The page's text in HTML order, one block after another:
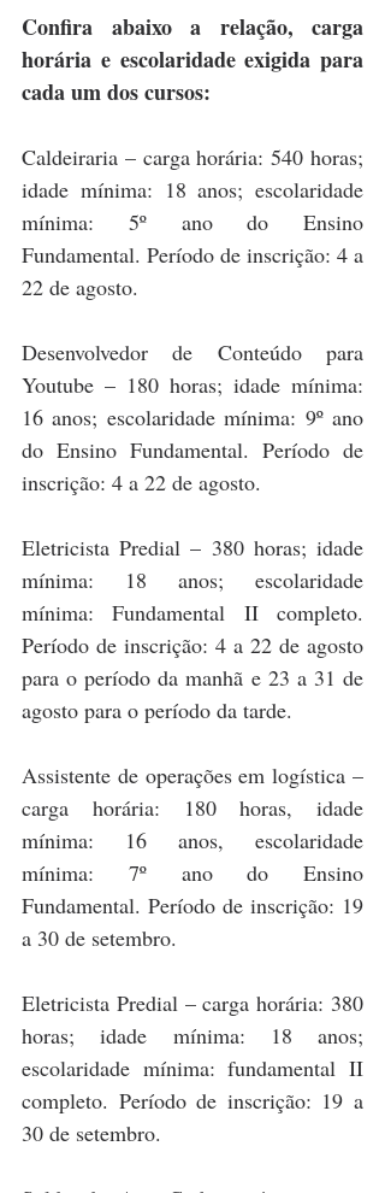
Confira abaixo a relação, carga
horária e escolaridade exigida para
cada um dos cursos:
Caldeiraria – carga horária: 540 horas;
idade mínima: 18 anos; escolaridade
mínima: 5º ano do Ensino
Fundamental. Período de inscrição: 4 a
22 de agosto.
Desenvolvedor de Conteúdo para
Youtube – 180 horas; idade mínima:
16 anos; escolaridade mínima: 9º ano
do Ensino Fundamental. Período de
inscrição: 4 a 22 de agosto.
Eletricista Predial – 380 horas; idade
mínima: 18 anos; escolaridade
mínima: Fundamental II completo.
Período de inscrição: 4 a 22 de agosto
para o período da manhã e 23 a 31 de
agosto para o período da tarde.
Assistente de operações em logística –
carga horária: 180 horas, idade
mínima: 16 anos, escolaridade
mínima: 7º ano do Ensino
Fundamental. Período de inscrição: 19
a 30 de setembro.
Eletricista Predial – carga horária: 380
horas; idade mínima: 18 anos;
escolaridade mínima: fundamental II
completo. Período de inscrição: 19 a
30 de setembro.